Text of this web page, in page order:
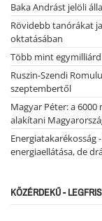
Baka Andrást jelöli
Rövidebb tanórákat
oktatásában
Több mint
Ruszin-Szendi
szeptembertől
Magyar Péter: a
alakítani
Energiatakarékosság
energiaellátása, de
KÖZÉRDEKŰ -